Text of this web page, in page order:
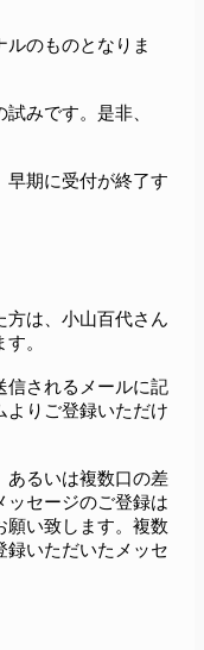
のものとなりま
みです。是非、
期に受付が終了す
は、小山百代さん
。
されるメールに記
よりご登録いただけ
るいは複数口の差
ッセージのご登録は
願い致します。複数
録いただいたメッセ